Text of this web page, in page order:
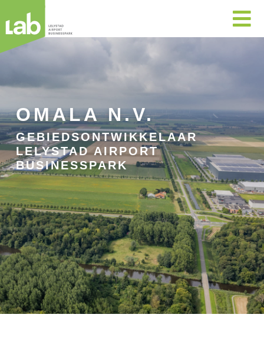

OMALA N.V.
GEBIEDSONTWIKKELAAR
LELYSTAD AIRPORT
BUSINESSPARK